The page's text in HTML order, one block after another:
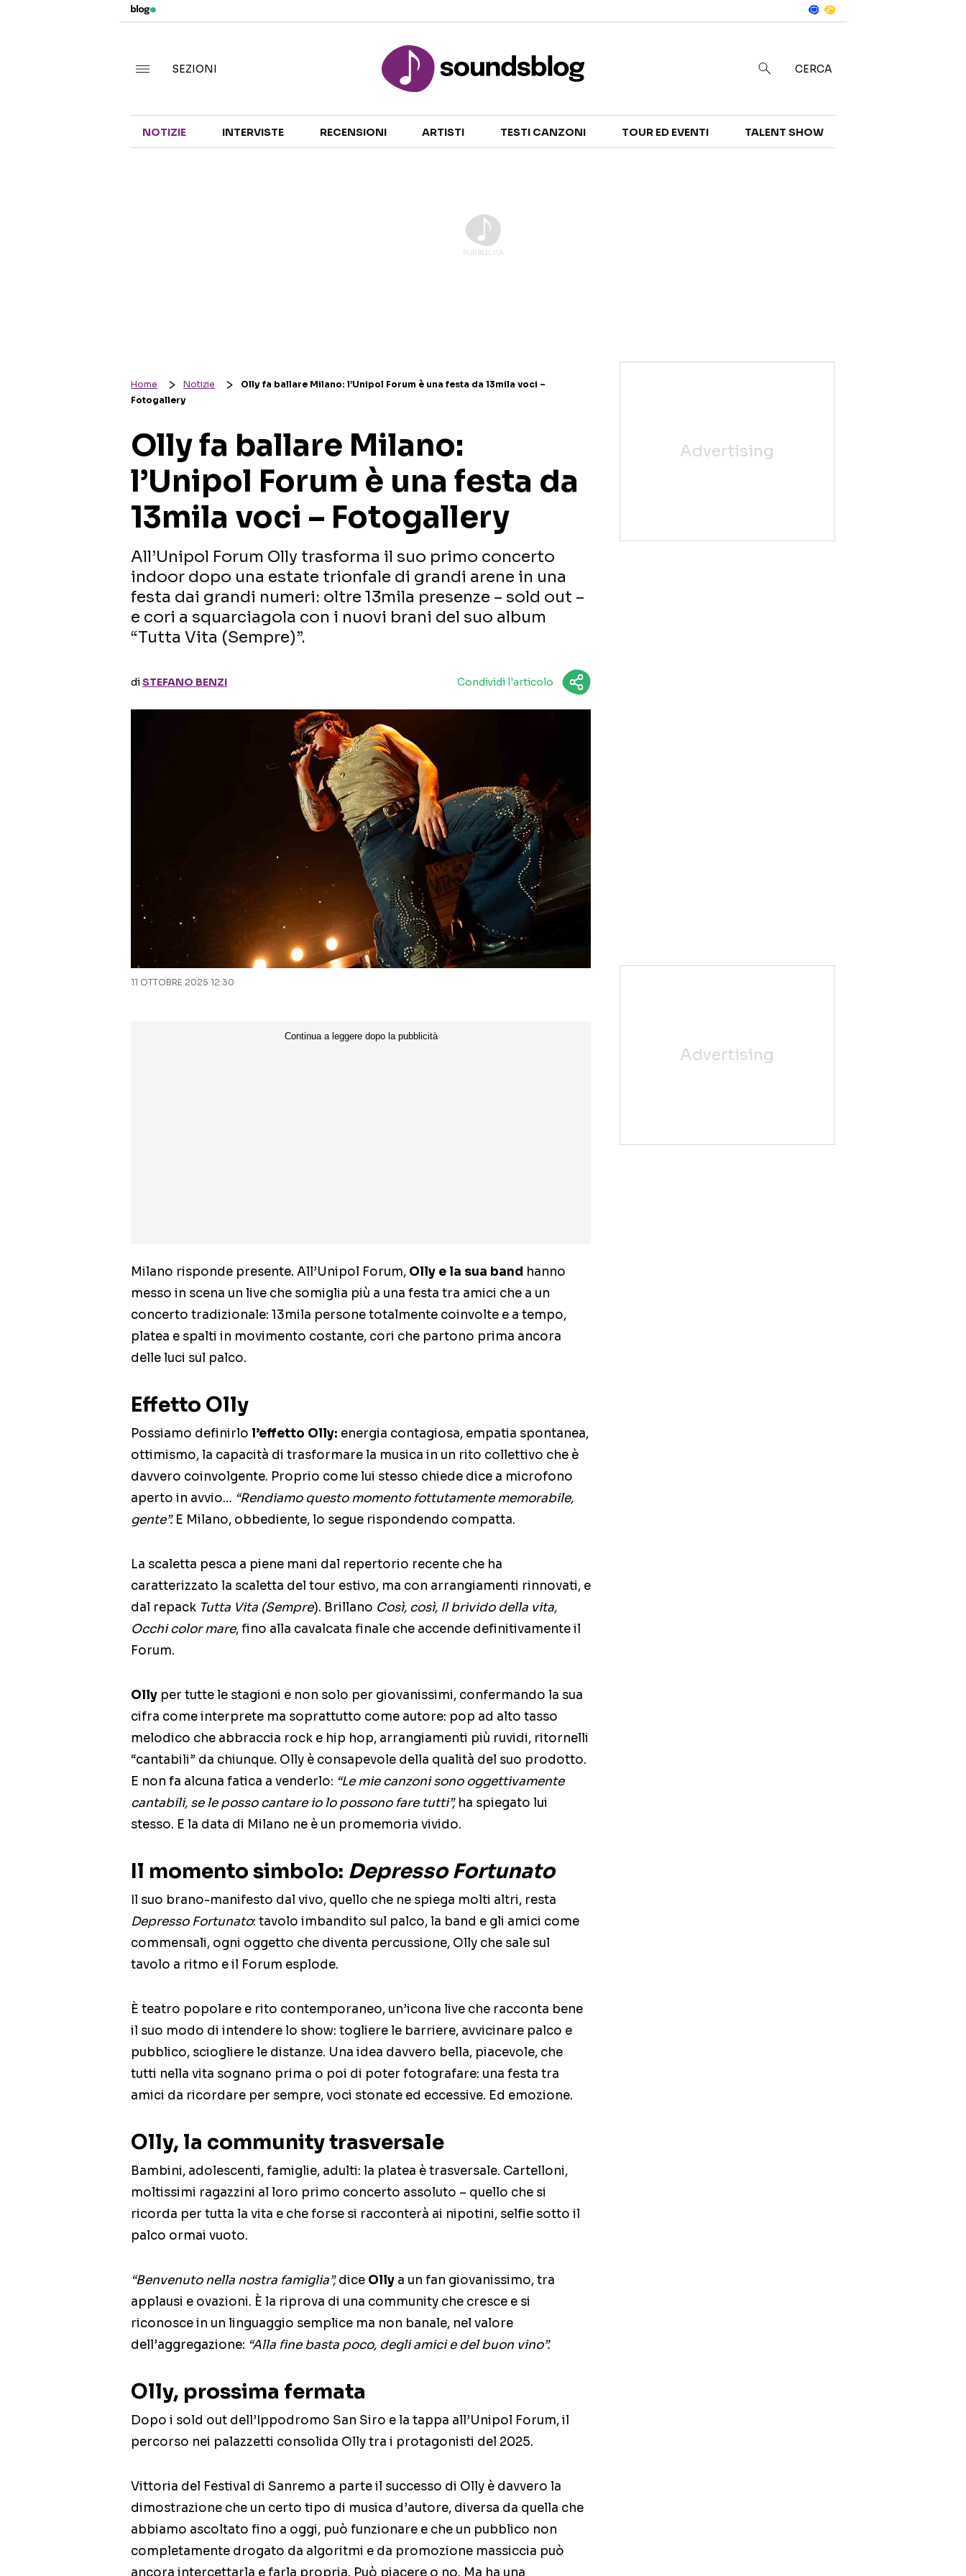
TALENT SHOW
SEZIONI CERCA
NOTIZIE INTERVISTE RECENSIONI ARTISTI TESTI CANZONI TOUR ED EVENTI TALENT SHOW
Home Notizie
Olly fa ballare Milano: l’Unipol Forum è una festa da 13mila voci –
Fotogallery
Olly fa ballare Milano:
l’Unipol Forum è una festa da
13mila voci – Fotogallery
All’Unipol Forum Olly trasforma il suo primo concerto
indoor dopo una estate trionfale di grandi arene in una
festa dai grandi numeri: oltre 13mila presenze – sold out –
e cori a squarciagola con i nuovi brani del suo album
“Tutta Vita (Sempre)”.
diSTEFANO BENZI Condividi l'articolo
11 OTTOBRE 2025 12:30
Milano risponde presente. All’Unipol Forum, Olly e la sua band hanno
messo in scena un live che somiglia più a una festa tra amici che a un
concerto tradizionale: 13mila persone totalmente coinvolte e a tempo,
platea e spalti in movimento costante, cori che partono prima ancora
delle luci sul palco.
Effetto Olly
Possiamo definirlo l’effetto Olly: energia contagiosa, empatia spontanea,
ottimismo, la capacità di trasformare la musica in un rito collettivo che è
davvero coinvolgente. Proprio come lui stesso chiede dice a microfono
aperto in avvio… “Rendiamo questo momento fottutamente memorabile,
gente”.E Milano, obbediente, lo segue rispondendo compatta.
La scaletta pesca a piene mani dal repertorio recente che ha
caratterizzato la scaletta del tour estivo, ma con arrangiamenti rinnovati, e
dal repack Tutta Vita (Sempre). Brillano Così, così, Il brivido della vita,
Occhi color mare, fino alla cavalcata finale che accende definitivamente il
Forum.
Olly per tutte le stagioni e non solo per giovanissimi, confermando la sua
cifra come interprete ma soprattutto come autore: pop ad alto tasso
melodico che abbraccia rock e hip hop, arrangiamenti più ruvidi, ritornelli
“cantabili” da chiunque. Olly è consapevole della qualità del suo prodotto.
E non fa alcuna fatica a venderlo: “Le mie canzoni sono oggettivamente
cantabili, se le posso cantare io lo possono fare tutti”,ha spiegato lui
stesso. E la data di Milano ne è un promemoria vivido.
Il momento simbolo: Depresso Fortunato
Il suo brano-manifesto dal vivo, quello che ne spiega molti altri, resta
Depresso Fortunato: tavolo imbandito sul palco, la band e gli amici come
commensali, ogni oggetto che diventa percussione, Olly che sale sul
tavolo a ritmo e il Forum esplode.
È teatro popolare e rito contemporaneo, un’icona live che racconta bene
il suo modo di intendere lo show: togliere le barriere, avvicinare palco e
pubblico, sciogliere le distanze. Una idea davvero bella, piacevole, che
tutti nella vita sognano prima o poi di poter fotografare: una festa tra
amici da ricordare per sempre, voci stonate ed eccessive. Ed emozione.
Olly, la community trasversale
Bambini, adolescenti, famiglie, adulti: la platea è trasversale. Cartelloni,
moltissimi ragazzini al loro primo concerto assoluto – quello che si
ricorda per tutta la vita e che forse si racconterà ai nipotini, selfie sotto il
palco ormai vuoto.
“Benvenuto nella nostra famiglia”,dice Olly a un fan giovanissimo, tra
applausi e ovazioni. È la riprova di una community che cresce e si
riconosce in un linguaggio semplice ma non banale, nel valore
dell’aggregazione: “Alla fine basta poco, degli amici e del buon vino”.
Olly, prossima fermata
Dopo i sold out dell’Ippodromo San Siro e la tappa all’Unipol Forum, il
percorso nei palazzetti consolida Olly tra i protagonisti del 2025.
Vittoria del Festival di Sanremo a parte il successo di Olly è davvero la
dimostrazione che un certo tipo di musica d’autore, diversa da quella che
abbiamo ascoltato fino a oggi, può funzionare e che un pubblico non
completamente drogato da algoritmi e da promozione massiccia può